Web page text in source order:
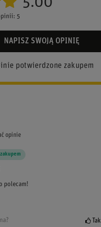
5.00
5
NAPISZ SWOJĄ OPINIĘ
potwierdzone zakupem
opinie
polecam!
Tak